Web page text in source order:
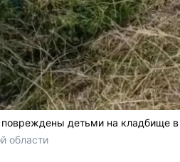
детьми на кладбище
области